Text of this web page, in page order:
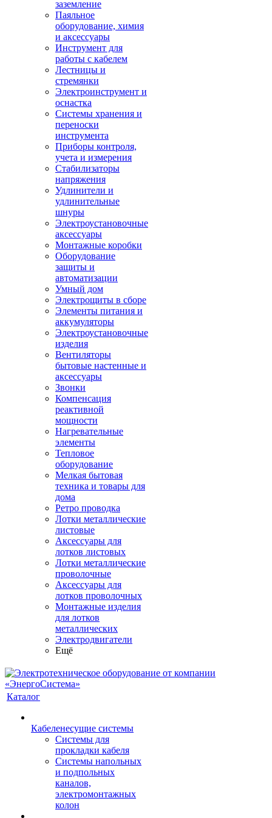
заземление
Паяльное
оборудование, химия
и аксессуары
Инструмент для
работы с кабелем
Лестницы и
стремянки
Электроинструмент и
оснастка
Системы хранения и
переноски
инструмента
Приборы контроля,
учета и измерения
Стабилизаторы
напряжения
Удлинители и
удлинительные
шнуры
Электроустановочные
аксессуары
Монтажные коробки
Оборудование
защиты и
автоматизации
Умный дом
Электрощиты в сборе
Элементы питания и
аккумуляторы
Электроустановочные
изделия
Вентиляторы
бытовые настенные и
аксессуары
Звонки
Компенсация
реактивной
мощности
Нагревательные
элементы
Тепловое
оборудование
Мелкая бытовая
техника и товары для
дома
Ретро проводка
Лотки металлические
листовые
Аксессуары для
лотков листовых
Лотки металлические
проволочные
Аксессуары для
лотков проволочных
Монтажные изделия
для лотков
металлических
Электродвигатели
Ещё
Каталог
Кабеленесущие системы
Системы для
прокладки кабеля
Системы напольных
и подпольных
каналов,
электромонтажных
колон